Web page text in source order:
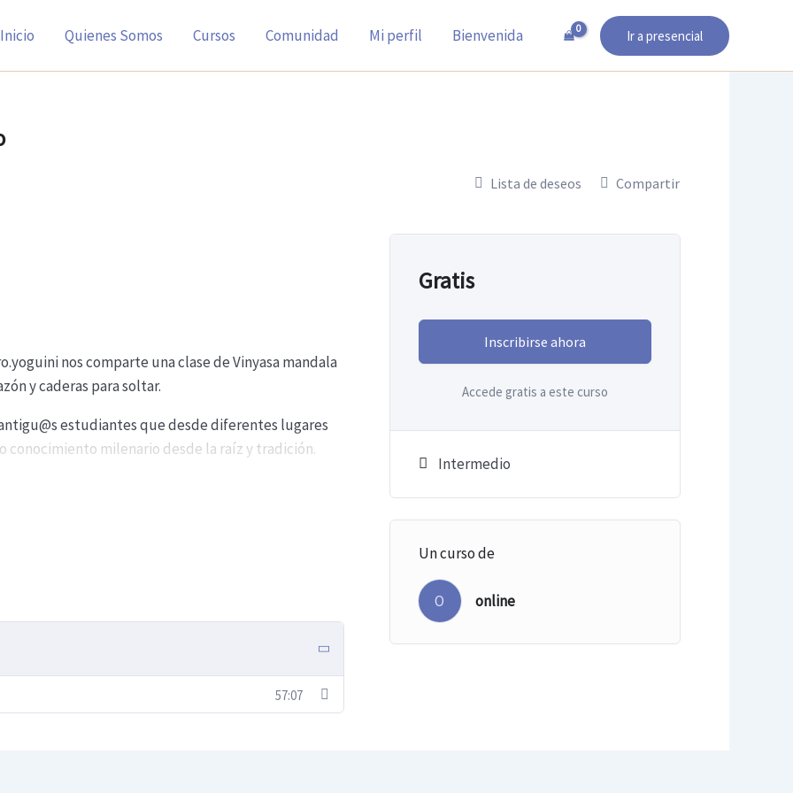
Inicio Quienes Somos Cursos Comunidad Mi perfil Bienvenida Ir a presencial
Lista de deseos Compartir
nos comparte una clase de Vinyasa mandala
y caderas para soltar.
estudiantes que desde diferentes lugares
conocimiento milenario desde la raíz y tradición.
India 2025 con profesores nativos y traducción
57:07
Gratis
Inscribirse ahora
Accede gratis a este curso
Intermedio
Un curso de
O online